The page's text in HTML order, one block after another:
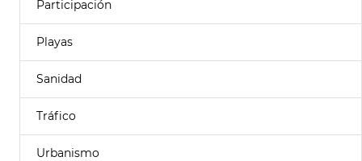
Participación
Playas
Sanidad
Tráfico
Urbanismo